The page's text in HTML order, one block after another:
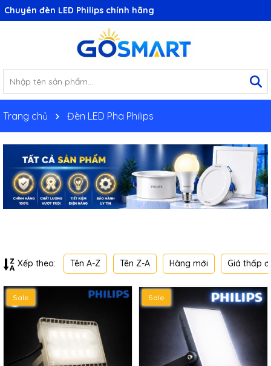
Chuyên đèn LED Philips chính hãng
Trang chủ Đèn LED Pha Philips
Xếp theo: Tên A-Z Tên Z-A Hàng mới Giá thấp
Sale Sale